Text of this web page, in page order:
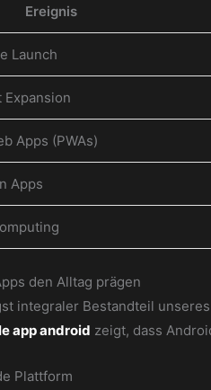
Ereignis
Launch
Apps (PWAs)
Apps
den Alltag prägen
integraler Bestandteil
app android zeigt, dass
Plattform